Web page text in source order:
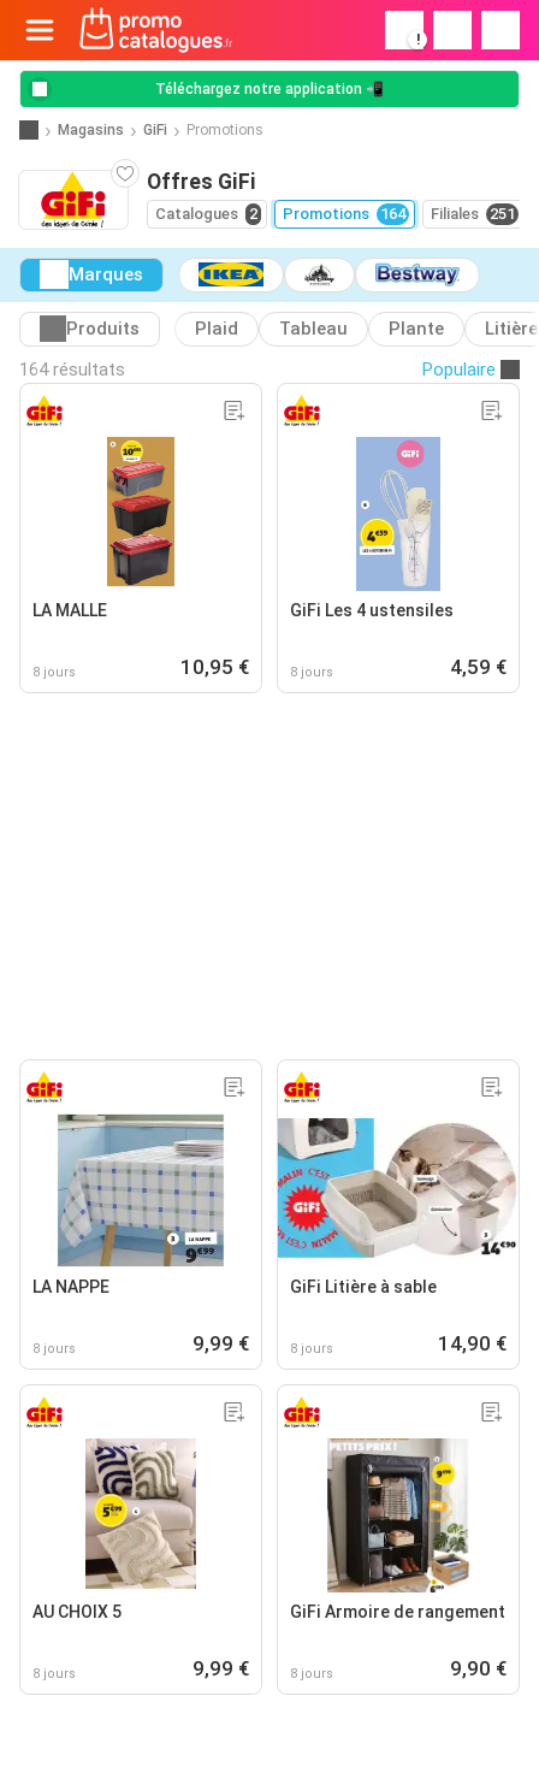
!
Téléchargez notre application 📲
Magasins GiFi Promotions
Offres GiFi
Catalogues 2 Promotions 164 Filiales 251
Marques
Produits Plaid Tableau Plante
Litière
164 résultats
Populaire
LA MALLE
8 jours 10,95 €
GiFi Les 4 ustensiles
8 jours 4,59 €
LA NAPPE
8 jours 9,99 €
GiFi Litière à sable
8 jours 14,90 €
AU CHOIX 5
8 jours 9,99 €
GiFi Armoire de rangement
8 jours 9,90 €